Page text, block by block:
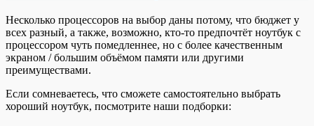
Несколько процессоров на выбор даны потому, что бюджет у
всех разный, а также, возможно, кто-то предпочтёт ноутбук с
процессором чуть помедленнее, но с более качественным
экраном / большим объёмом памяти или другими
преимуществами.
Если сомневаетесь, что сможете самостоятельно выбрать
хороший ноутбук, посмотрите наши подборки: